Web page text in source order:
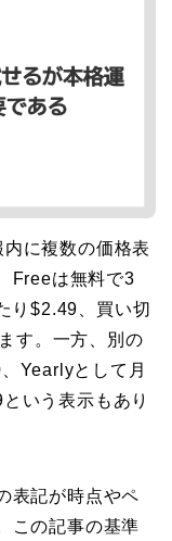
に複数の価格表
Freeは無料で3
り$2.49、買い切
す。一方、別の
Yearlyとして月
いう表示もあり
表記が時点やペ
この記事の基準